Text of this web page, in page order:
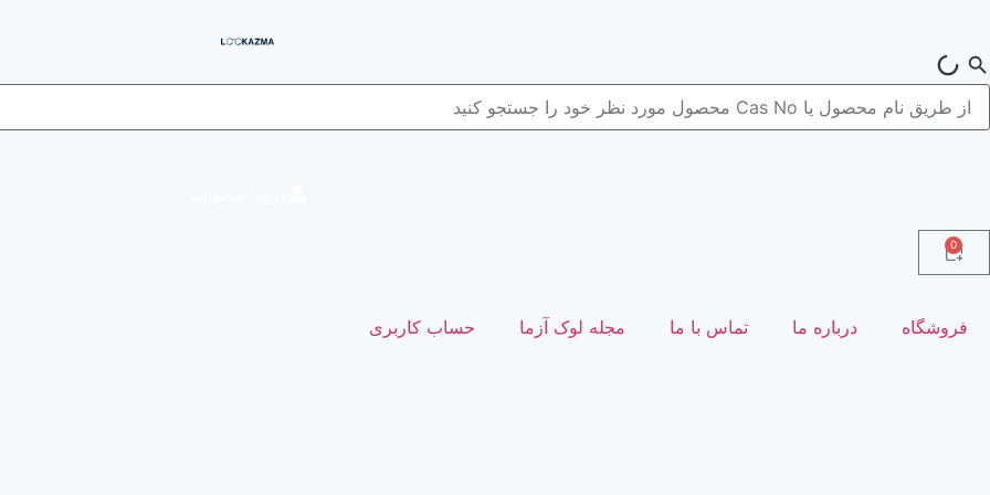
0
فروشگاه درباره ما تماس با ما مجله لوک آزما حساب کاربری